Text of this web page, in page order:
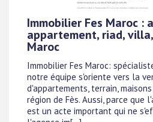
Immobilier Fes Maroc :
appartement, riad,
Maroc
Immobilier Fes Maroc:
notre équipe s'oriente vers la
d'appartements, terrain,
région de Fès. Aussi, parce que
est un acte important qui ne